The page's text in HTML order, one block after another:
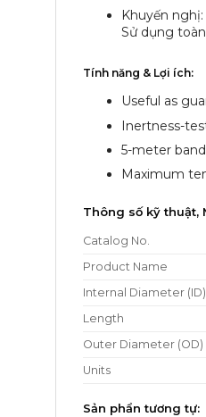
Khuyến
Sử dụng
Tính năng & Lợi ích:
Useful as
Inertness-
5-meter
Maximum
Thông số kỹ thuật,
Catalog No.
Product Name
Internal Diameter (ID)
Length
Outer Diameter (OD)
Units
Sản phẩn tương tự: